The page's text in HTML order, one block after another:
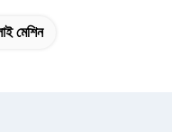
মেশিন